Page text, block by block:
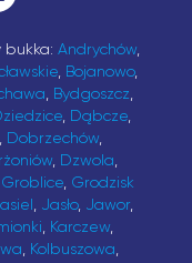
bukka: Andrychów,
, Bojanowo,
, Bydgoszcz,
, Dąbcze,
Dobrzechów,
, Dzwola,
Groblice, Grodzisk
, Jasło, Jawor,
, Karczew,
, Kolbuszowa,